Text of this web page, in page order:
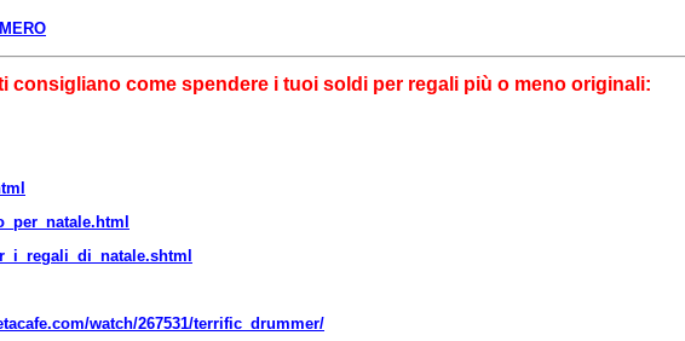
consigliano come spendere i tuoi soldi per regali più o meno originali:
watch/267531/terrific_drummer/